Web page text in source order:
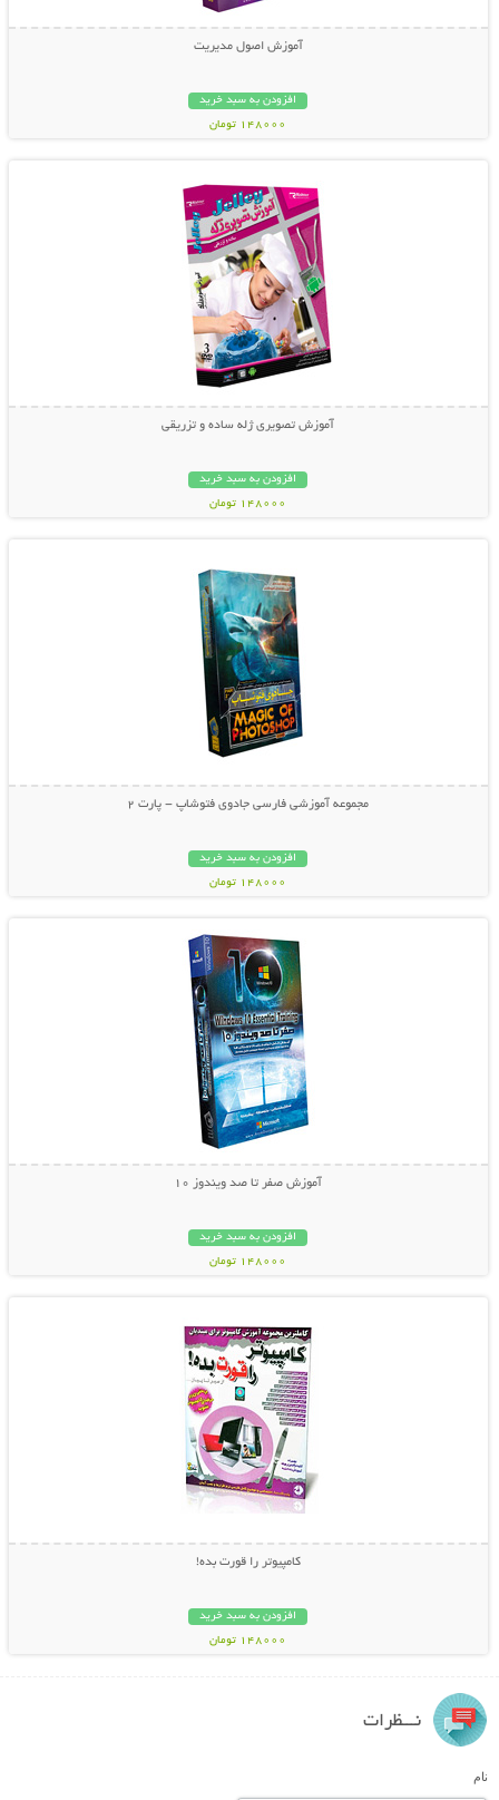
آموزش اصول مدیریت
افزودن به سبد خرید
148000 تومان
آموزش تصویری ژله ساده و تزریقی
افزودن به سبد خرید
148000 تومان
مجموعه آموزشی فارسی جادوی فتوشاپ - پارت 2
افزودن به سبد خرید
148000 تومان
آموزش صفر تا صد ویندوز 10
افزودن به سبد خرید
148000 تومان
کامپیوتر را قورت بده!
افزودن به سبد خرید
148000 تومان
نـــظرات
نام